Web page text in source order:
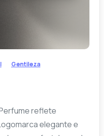
Gentileza
reflete
elegante e